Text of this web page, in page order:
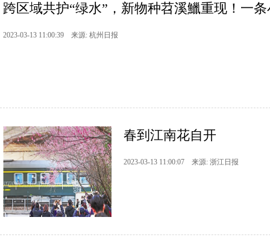
跨区域共护“绿水”，新物种苕溪鱲重现！一条
2023-03-13 11:00:39 来源: 杭州日报
春到江南花自开
2023-03-13 11:00:07 来源: 浙江日报